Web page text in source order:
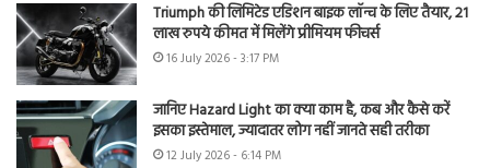
Triumph की लिमिटेड एडिशन बाइक लॉन्च के लिए तैयार, 21
लाख रुपये कीमत में मिलेंगे प्रीमियम फीचर्स
16 July 2026 - 3:17 PM
जानिए Hazard Light का क्या काम है, कब और कैसे करें
इसका इस्तेमाल, ज्यादातर लोग नहीं जानते सही तरीका
12 July 2026 - 6:14 PM